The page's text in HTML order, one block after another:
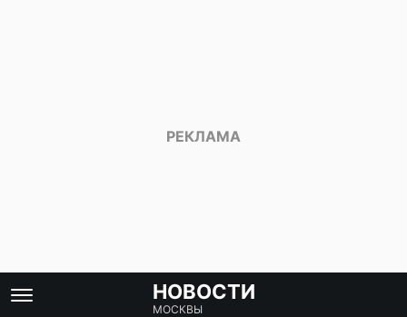
НОВОСТИ
МОСКВЫ